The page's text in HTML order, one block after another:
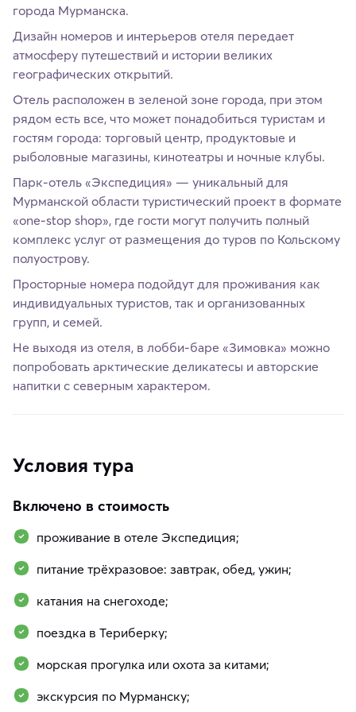
города Мурманска.
Дизайн номеров и интерьеров отеля передает
атмосферу путешествий и истории великих
географических открытий.
Отель расположен в зеленой зоне города, при этом
рядом есть все, что может понадобиться туристам и
гостям города: торговый центр, продуктовые и
рыболовные магазины, кинотеатры и ночные клубы.
Парк-отель «Экспедиция» — уникальный для
Мурманской области туристический проект в формате
«one-stop shop», где гости могут получить полный
комплекс услуг от размещения до туров по Кольскому
полуострову.
Просторные номера подойдут для проживания как
индивидуальных туристов, так и организованных
групп, и семей.
Не выходя из отеля, в лобби-баре «Зимовка» можно
попробовать арктические деликатесы и авторские
напитки с северным характером.
Условия тура
Включено в стоимость
проживание в отеле Экспедиция;
питание трёхразовое: завтрак, обед, ужин;
катания на снегоходе;
поездка в Териберку;
морская прогулка или охота за китами;
экскурсия по Мурманску;